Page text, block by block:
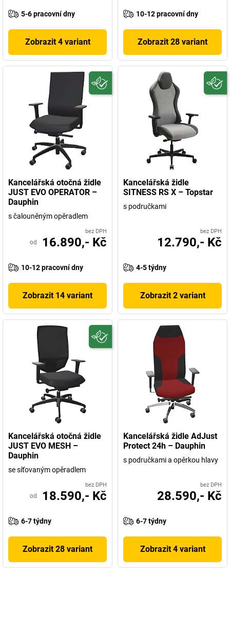
5-6 pracovní dny
Zobrazit 4 variant
10-12 pracovní dny
Zobrazit 28 variant
Kancelářská otočná židle
JUST EVO OPERATOR –
Dauphin
s čalouněným opěradlem
bez DPH
od 16.890,- Kč
10-12 pracovní dny
Zobrazit 14 variant
Kancelářská židle
SITNESS RS X – Topstar
s područkami
bez DPH
12.790,- Kč
4-5 týdny
Zobrazit 2 variant
Kancelářská otočná židle
JUST EVO MESH –
Dauphin
se síťovaným opěradlem
bez DPH
od 18.590,- Kč
6-7 týdny
Zobrazit 28 variant
Kancelářská židle AdJust
Protect 24h – Dauphin
s područkami a opěrkou hlavy
bez DPH
28.590,- Kč
6-7 týdny
Zobrazit 4 variant